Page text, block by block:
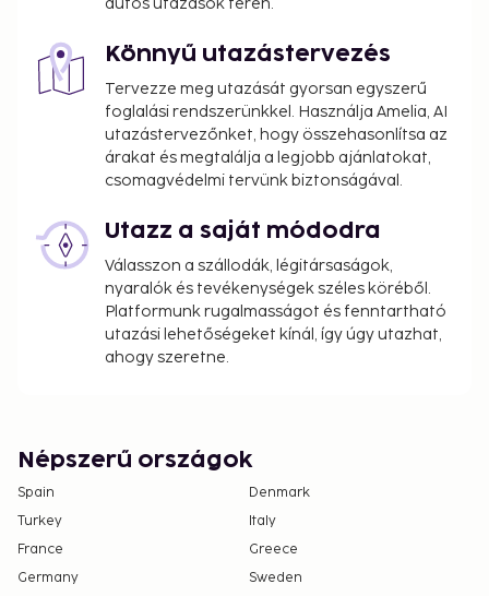
Könnyű utazástervezés
Tervezze meg utazását gyorsan egyszerű
foglalási rendszerünkkel. Használja Amelia, AI
utazástervezőnket, hogy összehasonlítsa az
árakat és megtalálja a legjobb ajánlatokat,
csomagvédelmi tervünk biztonságával.
Utazz a saját módodra
Válasszon a szállodák, légitársaságok,
nyaralók és tevékenységek széles köréből.
Platformunk rugalmasságot és fenntartható
utazási lehetőségeket kínál, így úgy utazhat,
ahogy szeretne.
Népszerű országok
Spain
Denmark
Turkey
Italy
France
Greece
Germany
Sweden